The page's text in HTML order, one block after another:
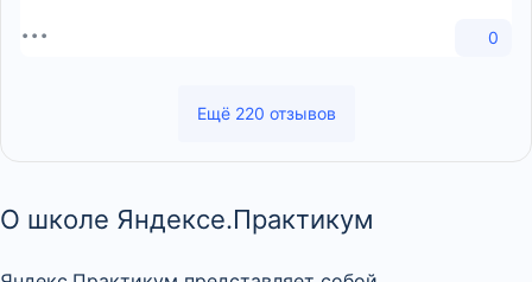
0
Ещё 220 отзывов
О школе Яндексе.Практикум